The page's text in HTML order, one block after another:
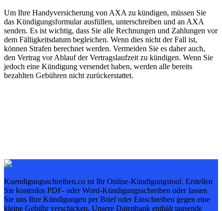
Um Ihre Handyversicherung von AXA zu kündigen, müssen Sie
das Kündigungsformular ausfüllen, unterschreiben und an AXA
senden. Es ist wichtig, dass Sie alle Rechnungen und Zahlungen vor
dem Fälligkeitsdatum begleichen. Wenn dies nicht der Fall ist,
können Strafen berechnet werden. Vermeiden Sie es daher auch,
den Vertrag vor Ablauf der Vertragslaufzeit zu kündigen. Wenn Sie
jedoch eine Kündigung versendet haben, werden alle bereits
bezahlten Gebühren nicht zurückerstattet.
Kuendigungsschreiben.co ist Ihr Online-Kündigungstool. Erstellen
Sie kostenlos PDF- oder Word-Kündigungsschreiben oder lassen
Sie uns Ihre Kündigungen per Brief oder Einschreiben gegen eine
kleine Gebühr verschicken. Unsere Datenbank enthält tausende